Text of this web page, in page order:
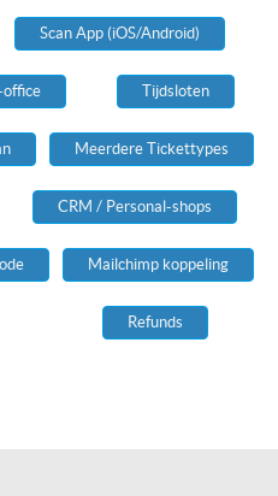
Scan App (iOS/Android)
office Tijdsloten
Meerdere Tickettypes
CRM / Personal-shops
Mailchimp koppeling
Refunds